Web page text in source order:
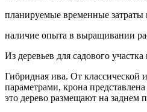
планируемые временные затраты
наличие опыта в выращивании
Из деревьев для садового
Гибридная ива. От классической
параметрами, крона
это дерево размещают на заднем